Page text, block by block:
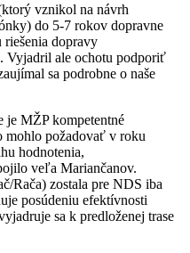
vznikol na návrh
do 5-7 rokov dopravne
dopravy
Vyjadril ale ochotu podporiť
sa podrobne o naše
je MŽP kompetentné
mohlo požadovať v roku
hodnotenia,
veľa Mariančanov.
Rača) zostala pre NDS iba
posúdeniu efektívnosti
sa k predloženej trase